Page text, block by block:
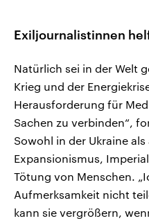
Exiljournalistinnen
Natürlich sei in der Welt
Krieg und der
Herausforderung für
Sachen zu verbinden“,
Sowohl in der Ukraine
Expansionismus,
Tötung von Menschen.
Aufmerksamkeit nicht
kann sie vergrößern,